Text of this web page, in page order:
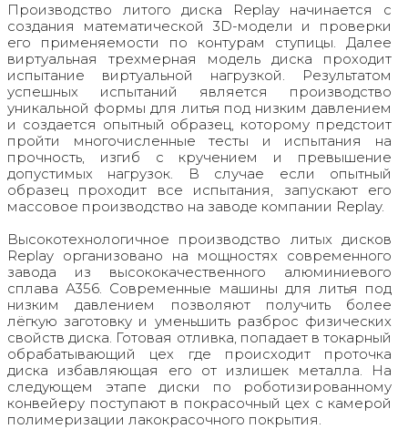
Производство литого диска Replay начинается с
создания математической 3D-модели и проверки
его применяемости по контурам ступицы. Далее
виртуальная трехмерная модель диска проходит
испытание виртуальной нагрузкой. Результатом
успешных испытаний является производство
уникальной формы для литья под низким давлением
и создается опытный образец, которому предстоит
пройти многочисленные тесты и испытания на
прочность, изгиб с кручением и превышение
допустимых нагрузок. В случае если опытный
образец проходит все испытания, запускают его
массовое производство на заводе компании Replay.
Высокотехнологичное производство литых дисков
Replay организовано на мощностях современного
завода из высококачественного алюминиевого
сплава А356. Современные машины для литья под
низким давлением позволяют получить более
лёгкую заготовку и уменьшить разброс физических
свойств диска. Готовая отливка, попадает в токарный
обрабатывающий цех где происходит проточка
диска избавляющая его от излишек металла. На
следующем этапе диски по роботизированному
конвейеру поступают в покрасочный цех с камерой
полимеризации лакокрасочного покрытия.